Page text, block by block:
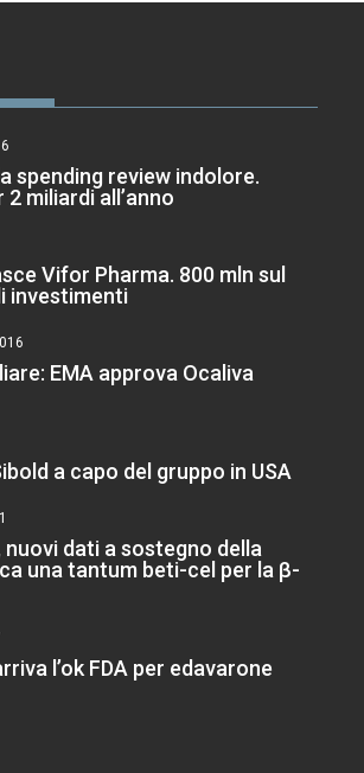
spending review indolore.
2 miliardi all’anno
Vifor Pharma. 800 mln sul
investimenti
EMA approva Ocaliva
a capo del gruppo in USA
nuovi dati a sostegno della
una tantum beti-cel per la β-
l’ok FDA per edavarone